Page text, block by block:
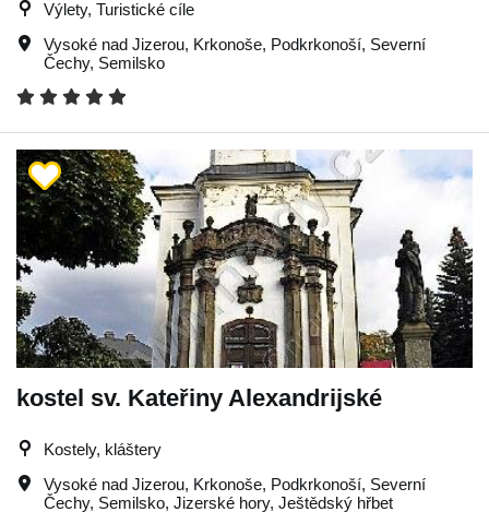
Výlety, Turistické cíle
Vysoké nad Jizerou, Krkonoše, Podkrkonoší, Severní
Čechy, Semilsko
kostel sv. Kateřiny Alexandrijské
Kostely, kláštery
Vysoké nad Jizerou, Krkonoše, Podkrkonoší, Severní
Čechy, Semilsko, Jizerské hory, Ještědský hřbet